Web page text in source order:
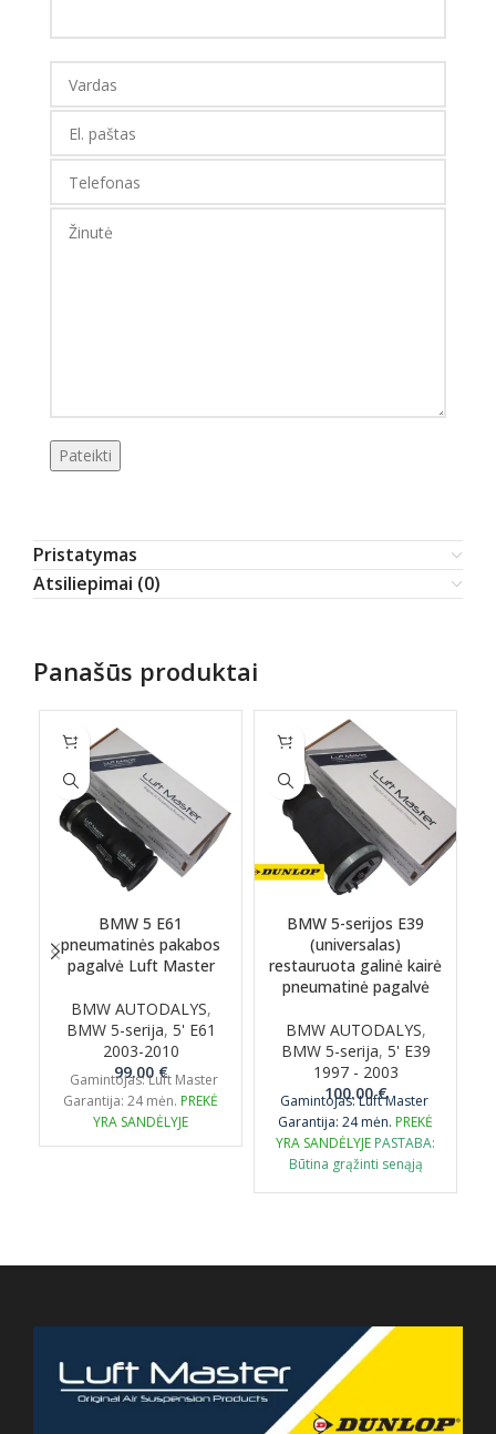
Pristatymas
Atsiliepimai (0)
Panašūs produktai
BMW 5 E61
pneumatinės pakabos
pagalvė Luft Master
BMW AUTODALYS,
BMW 5-serija, 5' E61
2003-2010
99.00€
Gamintojas: Luft Master
Garantija: 24 mėn. PREKĖ
YRA SANDĖLYJE
BMW 5-serijos E39
(universalas)
restauruota galinė kairė
pneumatinė pagalvė
BMW AUTODALYS,
BMW 5-serija, 5' E39
1997 - 2003
100.00€
Gamintojas: Luft Master
Garantija: 24 mėn. PREKĖ
YRA SANDĖLYJE PASTABA:
Būtina grąžinti senąją